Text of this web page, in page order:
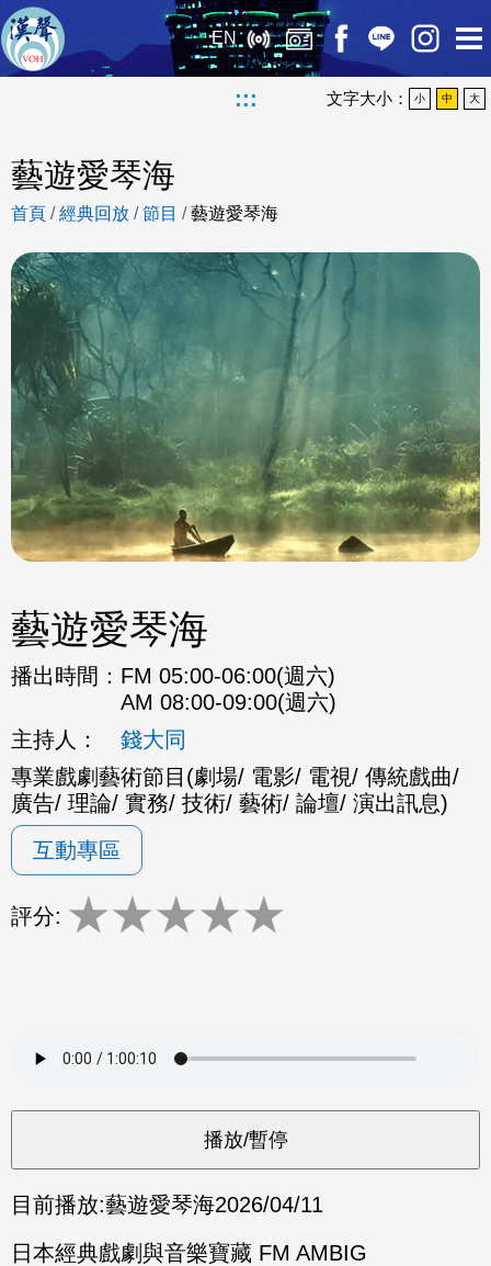
EN
::: 文字大小： 小 中 大
藝遊愛琴海
首頁 /經典回放 /節目 /藝遊愛琴海
藝遊愛琴海
播出時間： FM 05:00-06:00(週六)
AM 08:00-09:00(週六)
主持人：
錢大同
專業戲劇藝術節目(劇場/ 電影/ 電視/ 傳統戲曲/
廣告/ 理論/ 實務/ 技術/ 藝術/ 論壇/ 演出訊息)
互動專區
評分: ★★★★★
目前播放:藝遊愛琴海2026/04/11
日本經典戲劇與音樂寶藏 FM AMBIG